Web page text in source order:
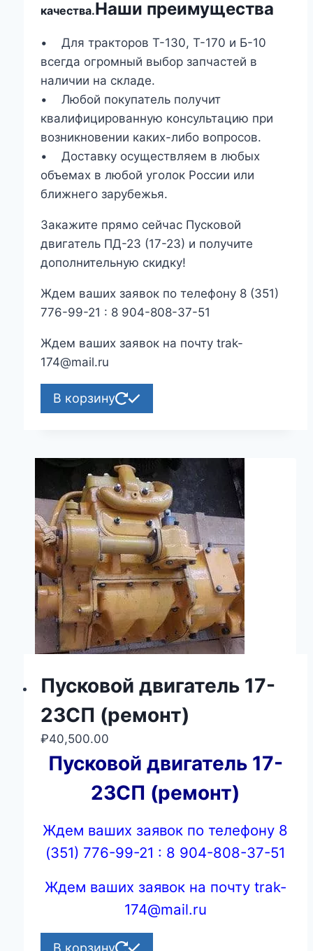
качества.Наши преимущества
• Для тракторов Т-130, Т-170 и Б-10
всегда огромный выбор запчастей в
наличии на складе.
• Любой покупатель получит
квалифицированную консультацию при
возникновении каких-либо вопросов.
• Доставку осуществляем в любых
объемах в любой уголок России или
ближнего зарубежья.
Закажите прямо сейчас Пусковой
двигатель ПД-23 (17-23) и получите
дополнительную скидку!
Ждем ваших заявок по телефону 8 (351)
776-99-21 : 8 904-808-37-51
Ждем ваших заявок на почту trak-
174@mail.ru
В корзину
Пусковой двигатель 17-
23СП (ремонт)
₽40,500.00
Пусковой двигатель 17-
23СП (ремонт)
Ждем ваших заявок по телефону 8
(351) 776-99-21 : 8 904-808-37-51
Ждем ваших заявок на почту trak-
174@mail.ru
В корзину